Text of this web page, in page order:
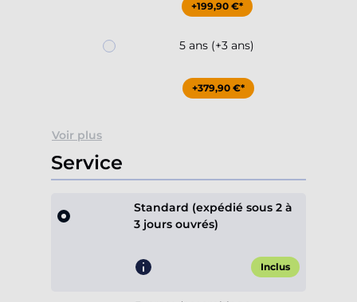
+199,90 €*
5 ans (+3 ans)
+379,90 €*
Voir plus
Service
Standard (expédié sous 2 à
3 jours ouvrés)
Inclus